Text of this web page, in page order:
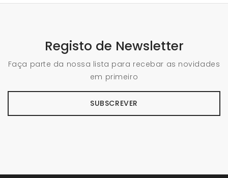
Registo de Newsletter
Faça parte da nossa lista para recebar as novidades
em primeiro
SUBSCREVER